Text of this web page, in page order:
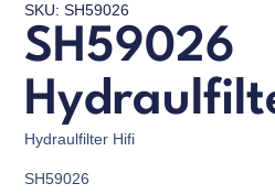
SKU: SH59026
SH59026
Hydraulfilter Hifi
SH59026